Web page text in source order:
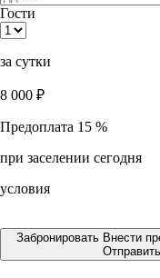
Гости
за сутки
8 000 ₽
Предоплата 15 %
при заселении сегодня
условия
Забронировать Внести